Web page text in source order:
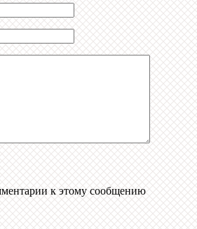
к этому сообщению